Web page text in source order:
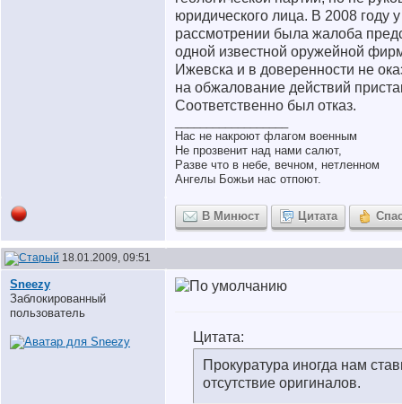
юридического лица. В 2008 году
рассмотрении была жалоба
одной известной оружейной
Ижевска и в доверенности не
на обжалование действий
Соответственно был отказ.
Нас не накроют флагом военным
Не прозвенит над нами салют,
Разве что в небе, вечном, нетленном
Ангелы Божьи нас отпоют.
В Минюст Цитата
18.01.2009, 09:51
Sneezy
Заблокированный
пользователь
Цитата:
Прокуратура иногда нам
отсутствие оригиналов.